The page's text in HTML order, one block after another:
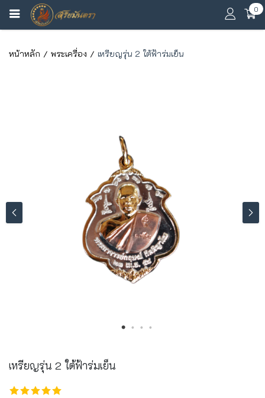
0
หน้าหลัก พระเครื่อง เหรียญรุ่น 2 ใต้ฟ้าร่มเย็น
เหรียญรุ่น 2 ใต้ฟ้าร่มเย็น